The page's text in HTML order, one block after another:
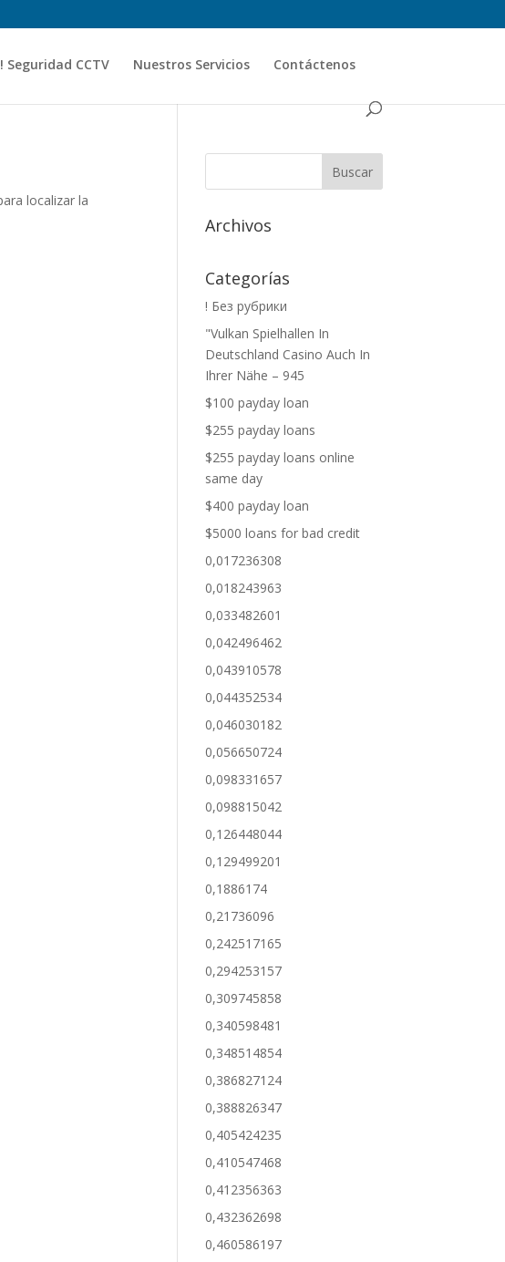
Seguridad CCTV Nuestros Servicios Contáctenos
localizar la
Archivos
Categorías
! Без рубрики
"Vulkan Spielhallen In
Deutschland Casino Auch In
Ihrer Nähe – 945
$100 payday loan
$255 payday loans
$255 payday loans online
same day
$400 payday loan
$5000 loans for bad credit
0,017236308
0,018243963
0,033482601
0,042496462
0,043910578
0,044352534
0,046030182
0,056650724
0,098331657
0,098815042
0,126448044
0,129499201
0,1886174
0,21736096
0,242517165
0,294253157
0,309745858
0,340598481
0,348514854
0,386827124
0,388826347
0,405424235
0,410547468
0,412356363
0,432362698
0,460586197